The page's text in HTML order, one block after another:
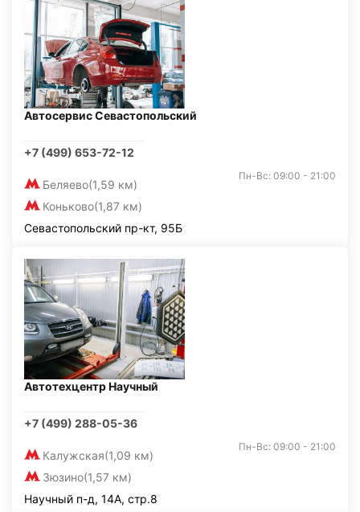
Автосервис Севастопольский
+7 (499) 653-72-12
Беляево(1,59 км)
Коньково(1,87 км)
Пн-Вс: 09:00 - 21:00
Севастопольский пр-кт, 95Б
Автотехцентр Научный
+7 (499) 288-05-36
Калужская(1,09 км)
Зюзино(1,57 км)
Пн-Вс: 09:00 - 21:00
Научный п-д, 14А, стр.8